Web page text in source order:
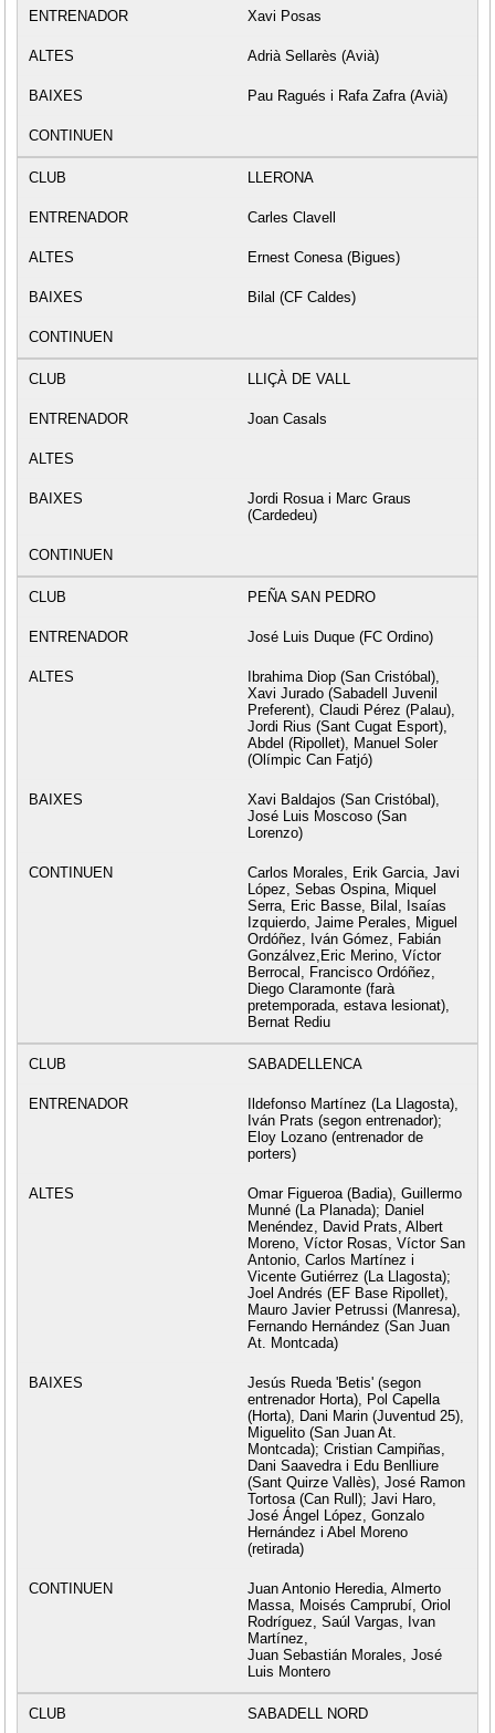
Xavi Posas
Adrià Sellarès (Avià)
Pau Ragués i Rafa Zafra (Avià)
LLERONA
Carles Clavell
Ernest Conesa (Bigues)
Bilal (CF Caldes)
LLIÇÀ DE VALL
Joan Casals
Jordi Rosua i Marc Graus
(Cardedeu)
PEÑA SAN PEDRO
José Luis Duque (FC Ordino)
Ibrahima Diop (San Cristóbal),
Xavi Jurado (Sabadell Juvenil
Preferent), Claudi Pérez (Palau),
Jordi Rius (Sant Cugat Esport),
Abdel (Ripollet), Manuel Soler
(Olímpic Can Fatjó)
Xavi Baldajos (San Cristóbal),
José Luis Moscoso (San
Lorenzo)
Carlos Morales, Erik Garcia, Javi
López, Sebas Ospina, Miquel
Serra, Eric Basse, Bilal, Isaías
Izquierdo, Jaime Perales, Miguel
Ordóñez, Iván Gómez, Fabián
Gonzálvez,Eric Merino, Víctor
Berrocal, Francisco Ordóñez,
Diego Claramonte (farà
pretemporada, estava lesionat),
Bernat Rediu
SABADELLENCA
Ildefonso Martínez (La Llagosta),
Iván Prats (segon entrenador);
Eloy Lozano (entrenador de
porters)
Omar Figueroa (Badia), Guillermo
Munné (La Planada); Daniel
Menéndez, David Prats, Albert
Moreno, Víctor Rosas, Víctor San
Antonio, Carlos Martínez i
Vicente Gutiérrez (La Llagosta);
Joel Andrés (EF Base Ripollet),
Mauro Javier Petrussi (Manresa),
Fernando Hernández (San Juan
At. Montcada)
Jesús Rueda 'Betis' (segon
entrenador Horta), Pol Capella
(Horta), Dani Marin (Juventud 25),
Miguelito (San Juan At.
Montcada); Cristian Campiñas,
Dani Saavedra i Edu Benlliure
(Sant Quirze Vallès), José Ramon
Tortosa (Can Rull); Javi Haro,
José Ángel López, Gonzalo
Hernández i Abel Moreno
(retirada)
Juan Antonio Heredia, Almerto
Massa, Moisés Camprubí, Oriol
Rodríguez, Saúl Vargas, Ivan
Martínez,
Juan Sebastián Morales, José
Luis Montero
SABADELL NORD